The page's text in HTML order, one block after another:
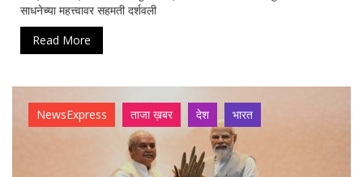
साधनेच्या महत्त्वावर सहमती दर्शवली
Read More
NewsExpress ताजा ख़बर देश भारत